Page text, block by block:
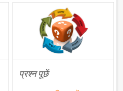
प्रश्न पूछें